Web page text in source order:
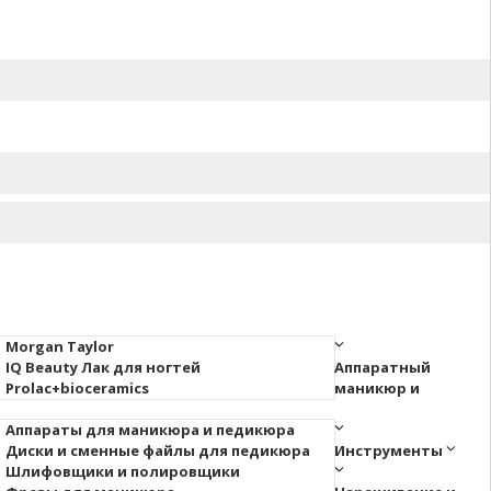
Morgan Taylor
IQ Beauty Лак для ногтей
Prolac+bioceramics
Аппаратный
маникюр и
Аппараты для маникюра и педикюра
Диски и сменные файлы для педикюра
Шлифовщики и полировщики
Инструменты